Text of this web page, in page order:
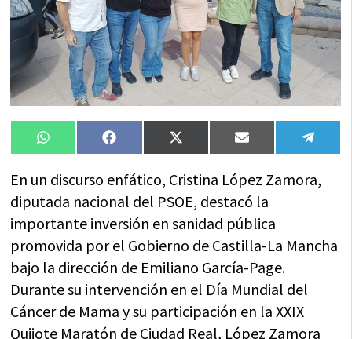
Compartir
en
WhatsAppCompartir
en
FacebookCompartir
en
X
(Twitter)
Compartir
en
Email
en
En un discurso enfático, Cristina López Zamora,
diputada nacional del PSOE, destacó la
importante inversión en sanidad pública
promovida por el Gobierno de Castilla-La Mancha
bajo la dirección de Emiliano García-Page.
Durante su intervención en el Día Mundial del
Cáncer de Mama y su participación en la XXIX
Quijote Maratón de Ciudad Real, López Zamora